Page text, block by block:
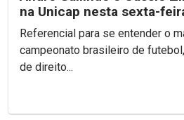
na Unicap nesta sexta-
Referencial para se entender o
campeonato brasileiro de
de direito...